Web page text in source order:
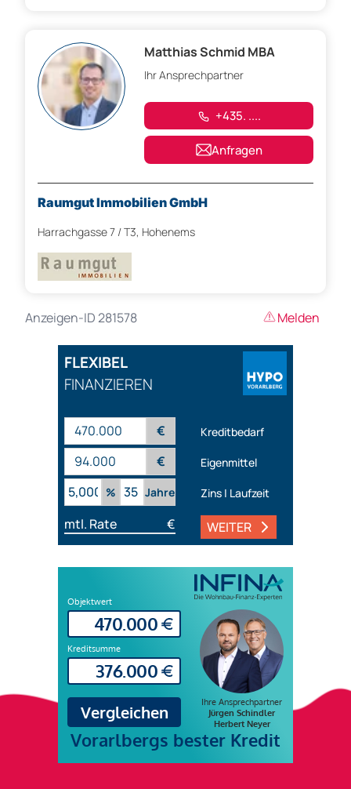
Matthias Schmid MBA
Ihr Ansprechpartner
+435. ....
Anfragen
Raumgut Immobilien GmbH
Harrachgasse 7 / T3, Hohenems
Anzeigen-ID 281578 Melden
FLEXIBEL
FINANZIEREN
€ Kreditbedarf
€
Eigenmittel
%
Jahre Zins | Laufzeit
mtl. Rate € WEITER